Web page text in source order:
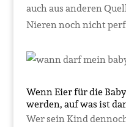
auch aus anderen
Nieren noch nicht
Wenn Eier für die
werden, auf was ist
Wer sein Kind